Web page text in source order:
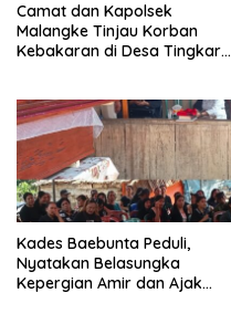
Camat dan Kapolsek
Malangke Tinjau Korban
Kebakaran di Desa Tingkara,
Kades Baebunta Peduli,
Nyatakan Belasungka
Kepergian Amir dan Ajak